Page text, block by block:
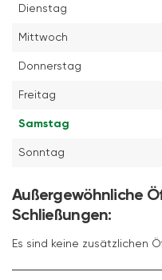
Dienstag
Mittwoch
Donnerstag
Freitag
Samstag
Sonntag
Außergewöhnliche
Schließungen:
Es sind keine zusätzlichen